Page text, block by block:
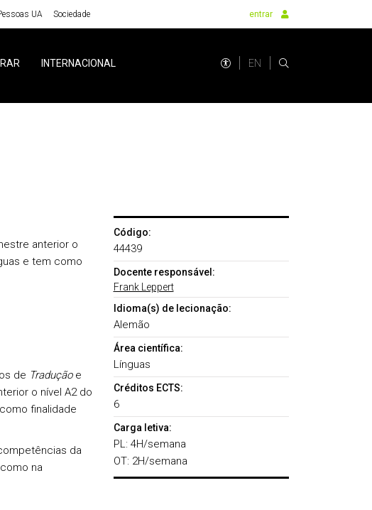
UA Sociedade entrar
INTERNACIONAL EN
anterior o
e tem como
de Traduçãoe
o nível A2 do
finalidade
da
na
Código:
44439
Docente responsável:
Frank Leppert
Idioma(s) de lecionação:
Alemão
Área científica:
Línguas
Créditos ECTS:
6
Carga letiva:
PL: 4H/semana
OT: 2H/semana